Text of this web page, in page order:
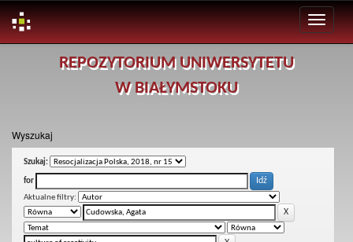
REPOZYTORIUM UNIWERSYTETU
W BIAŁYMSTOKU
Wyszukaj
Szukaj:
for
Aktualne filtry: